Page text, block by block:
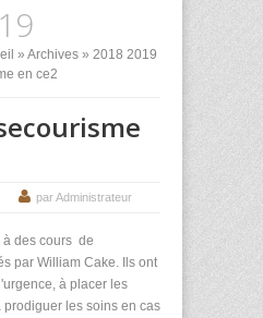
» Archives » 2018 2019
en ce2
par Administrateur
à des cours de
par William Cake. Ils ont
à placer les
prodiguer les soins en cas